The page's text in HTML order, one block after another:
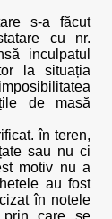
s-a făcut
cu nr.
inculpatul
la situația
de masă
în teren,
sau nu ci
motiv nu a
au fost
în notele
prin care se